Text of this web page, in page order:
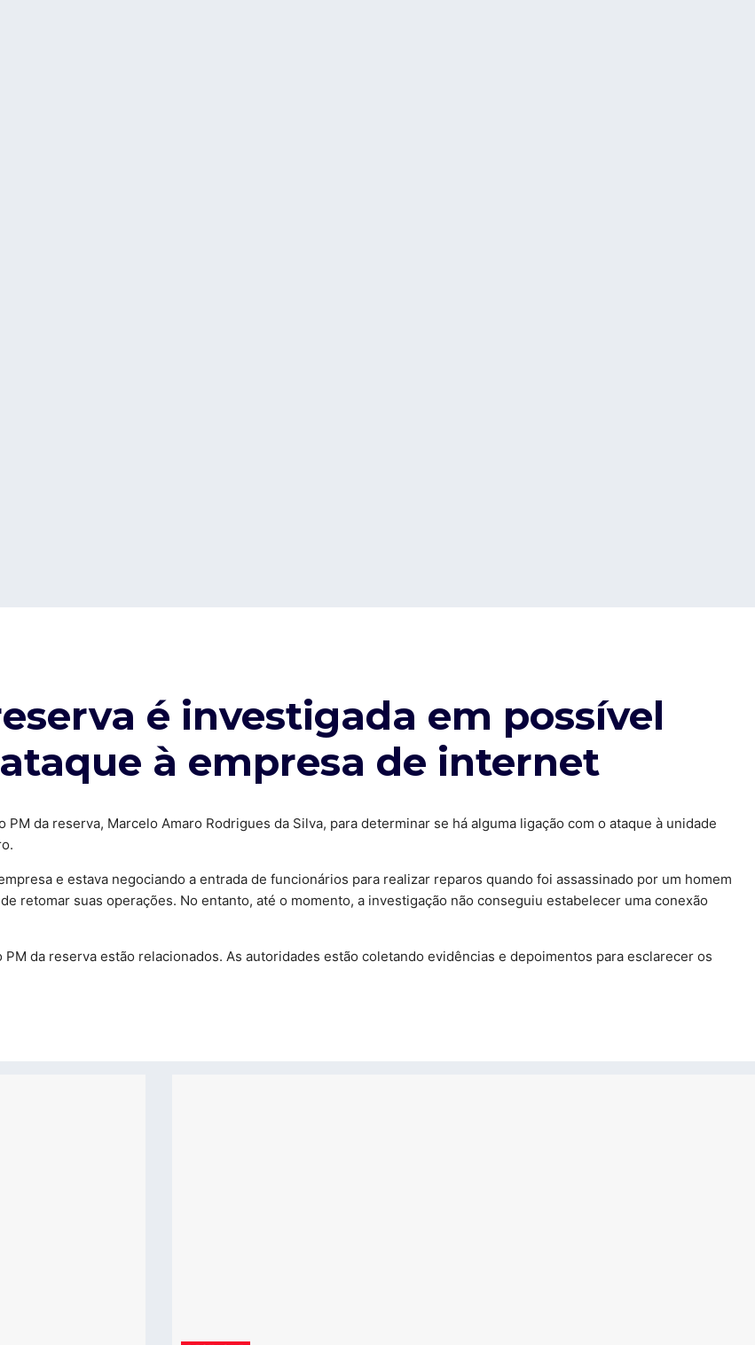
é investigada em possível
à empresa de internet
da reserva, Marcelo Amaro Rodrigues da Silva, para determinar se há alguma ligação com o ataque à unidade
e estava negociando a entrada de funcionários para realizar reparos quando foi assassinado por um homem
retomar suas operações. No entanto, até o momento, a investigação não conseguiu estabelecer uma conexão
da reserva estão relacionados. As autoridades estão coletando evidências e depoimentos para esclarecer os